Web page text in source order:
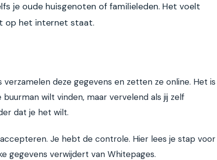
je oude huisgenoten of familieleden. Het voelt
op het internet staat.
verzamelen deze gegevens en zetten ze online. Het is
buurman wilt vinden, maar vervelend als jij zelf
dat je het wilt.
Je hebt de controle. Hier lees je stap voor
gegevens verwijdert van Whitepages.